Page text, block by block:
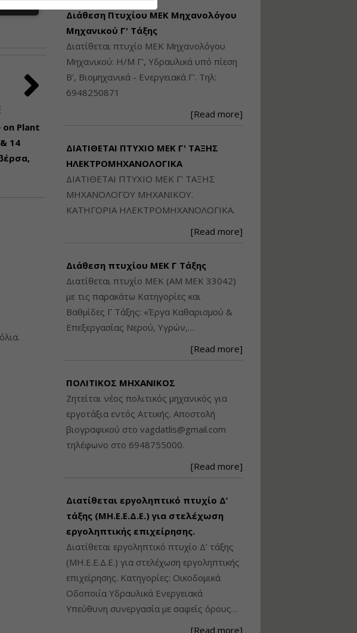
on Plant
14
Διάθεση Πτυχίου ΜΕΚ Μηχανολόγου
Μηχανικού Γ' Τάξης
Διατίθεται πτυχίο ΜΕΚ Μηχανολόγου
Μηχανικού: Η/Μ Γ', Υδραυλικά υπό πίεση
Β', Βιομηχανικά - Ενεργειακά Γ'. Τηλ:
6948250871
[Read more]
ΔΙΑΤΙΘΕΤΑΙ ΠΤΥΧΙΟ ΜΕΚ Γ' ΤΑΞΗΣ
ΗΛΕΚΤΡΟΜΗΧΑΝΟΛΟΓΙΚΑ
ΔΙΑΤΙΘΕΤΑΙ ΠΤΥΧΙΟ ΜΕΚ Γ' ΤΑΞΗΣ
ΜΗΧΑΝΟΛΟΓΟΥ ΜΗΧΑΝΙΚΟΥ.
ΚΑΤΗΓΟΡΙΑ ΗΛΕΚΤΡΟΜΗΧΑΝΟΛΟΓΙΚΑ.
[Read more]
Διάθεση πτυχίου ΜΕΚ Γ Τάξης
Διατίθεται πτυχίο ΜΕΚ (ΑΜ ΜΕΚ 33042)
με τις παρακάτω Κατηγορίες και
Βαθμίδες Γ Τάξης: «Έργα Καθαρισμού &
Επεξεργασίας Νερού, Υγρών,…
[Read more]
ΠΟΛΙΤΙΚΟΣ ΜΗΧΑΝΙΚΟΣ
Ζητείται νέος πολιτικός μηχανικός για
εργοτάξια εντός Αττικής. Αποστολή
βιογραφικού στο vagdatlis@gmail.com
τηλέφωνο στο 6948755000.
[Read more]
Διατίθεται εργοληπτικό πτυχίο Δ’
τάξης (ΜΗ.Ε.Ε.Δ.Ε.) για στελέχωση
εργοληπτικής επιχείρησης.
Διατίθεται εργοληπτικό πτυχίο Δ’ τάξης
(ΜΗ.Ε.Ε.Δ.Ε.) για στελέχωση εργοληπτικής
επιχείρησης. Κατηγορίες: Οικοδομικά
Οδοποιία Υδραυλικά Ενεργειακά
Υπεύθυνη συνεργασία με σαφείς όρους…
[Read more]
Εφαρμογής
Τιμή από: €165.00
Διάρκεια: 9 ώρες
Ταυτότητα Κτιρίου/
Αυτοτελούς
Εφαρμογή
Οικισμών και Εκτός
Εισηγήτρια:Γραμματή Μπακλατσή
Τιμή από: €145.00
Διάρκεια: 8 ώρες
Εισηγητής:
Τιμή από: €190.00
Σχεδίων (ΤΠΣ και ΕΠΣ)
Εισηγητής:Λάμπρος Κίσσας
Τιμή από: €130.00
Διάρκεια: 6 ώρες